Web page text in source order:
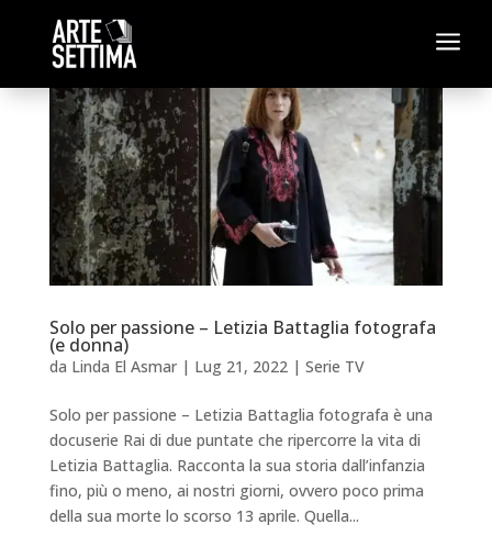
a
Solo per passione – Letizia Battaglia fotografa
(e donna)
da Linda El Asmar| Lug 21, 2022| Serie TV
Solo per passione – Letizia Battaglia fotografa è una
docuserie Rai di due puntate che ripercorre la vita di
Letizia Battaglia. Racconta la sua storia dall’infanzia
fino, più o meno, ai nostri giorni, ovvero poco prima
della sua morte lo scorso 13 aprile. Quella...